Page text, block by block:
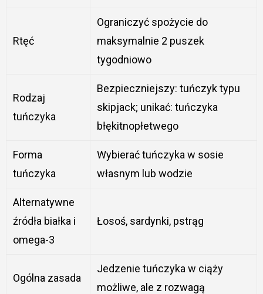
Rtęć
Ograniczyć spożycie do
maksymalnie 2 puszek
tygodniowo
Rodzaj
tuńczyka
Bezpieczniejszy: tuńczyk typu
skipjack; unikać: tuńczyka
błękitnopłetwego
Forma
tuńczyka
Wybierać tuńczyka w sosie
własnym lub wodzie
Alternatywne
źródła białka i
omega-3
Łosoś, sardynki, pstrąg
Ogólna zasada
Jedzenie tuńczyka w ciąży
możliwe, ale z rozwagą